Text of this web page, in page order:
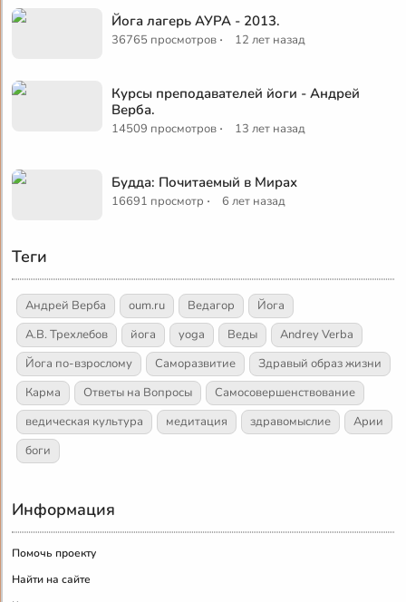
Йога лагерь АУРА - 2013.
36765 просмотров · 12 лет назад
Курсы преподавателей йоги - Андрей
Верба.
14509 просмотров · 13 лет назад
Будда: Почитаемый в Мирах
16691 просмотр · 6 лет назад
Теги
Андрей Верба oum.ru Ведагор
Йога
А.В. Трехлебов
йога yoga Веды
Andrey Verba
Йога по-взрослому
Саморазвитие
Здравый образ жизни
Карма
Ответы на Вопросы
Самосовершенствование
ведическая культура
медитация здравомыслие
Арии
боги
Информация
Помочь проекту
Найти на сайте